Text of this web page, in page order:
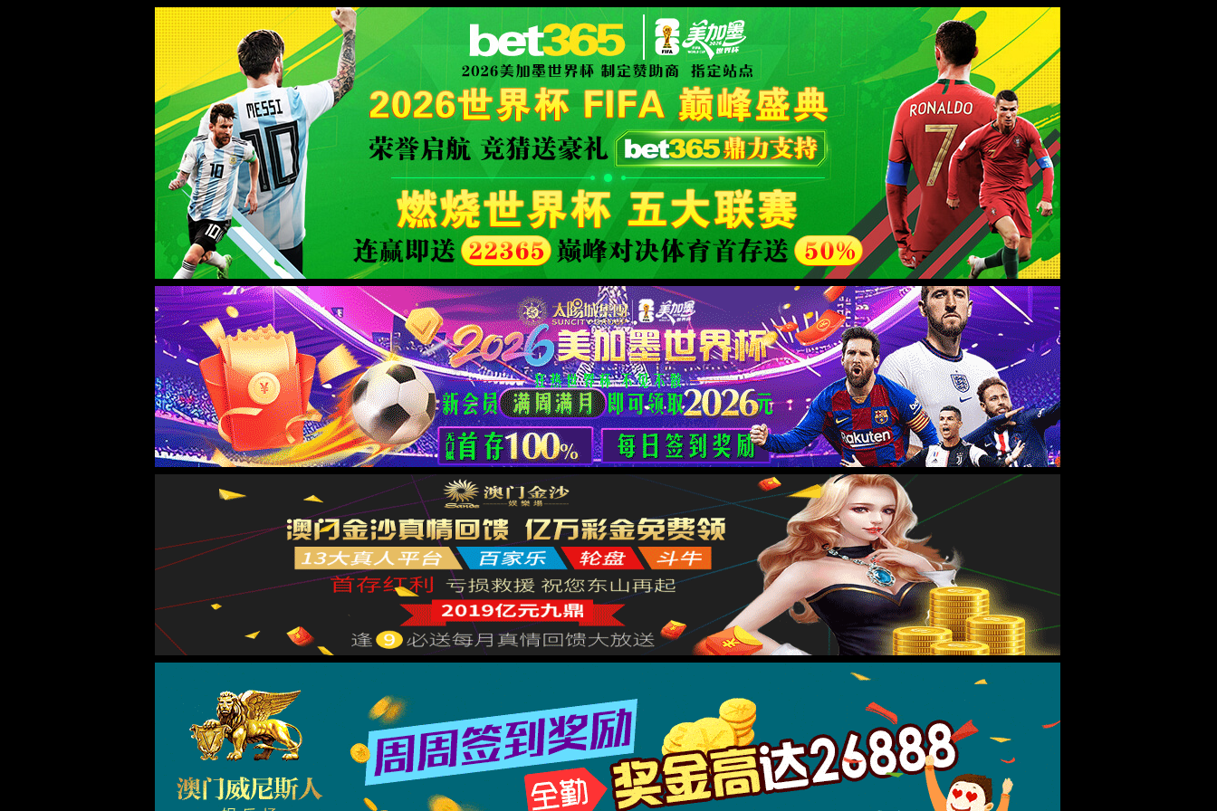
365(beat·中文)唯一官方网站
WTS-WAF拦截详情
出现该页面的原因:
1.你的请求是黑客攻击
2.你的请求合法但触发了安全规则,请提交问题反馈
XML 地图